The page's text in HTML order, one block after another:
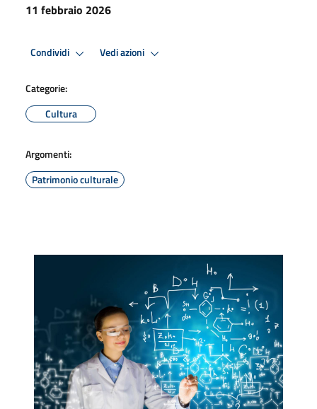
11 febbraio 2026
Condividi Vedi azioni
Categorie:
Cultura
Argomenti:
Patrimonio culturale